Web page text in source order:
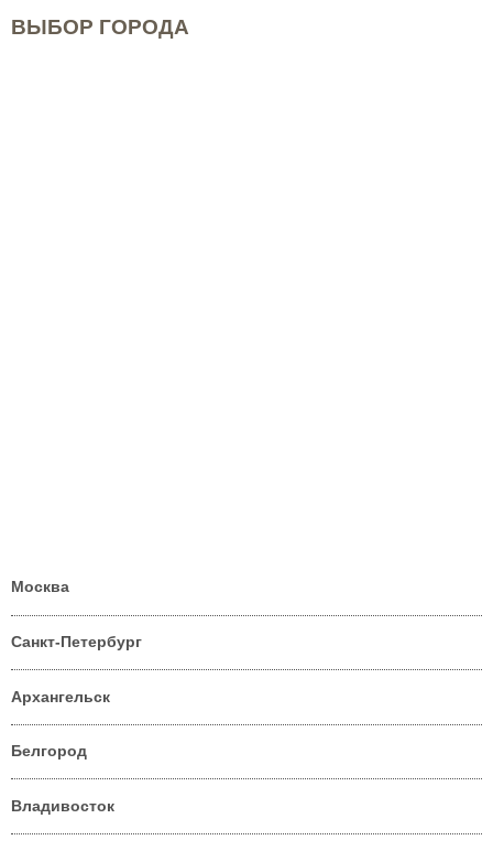
ВЫБОР ГОРОДА
Москва
Санкт-Петербург
Архангельск
Белгород
Владивосток